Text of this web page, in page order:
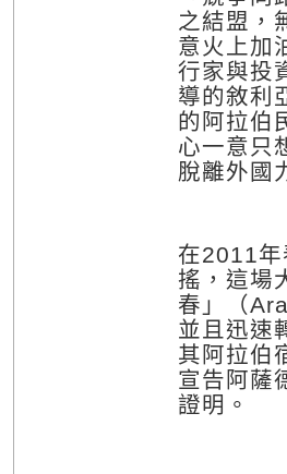
之結盟，
意火上加
行家與投
導的敘利
的阿拉伯
心一意只
脫離外國
在2011
搖，這場
春」（
並且迅速
其阿拉伯
宣告阿薩
證明。